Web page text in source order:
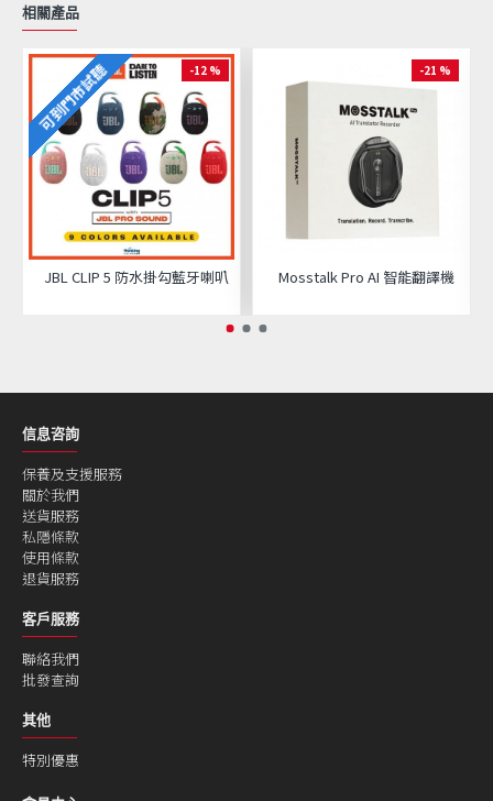
相關產品
可到門市試聽 -12 %
JBL CLIP 5 防水掛勾藍牙喇叭
-21 %
Mosstalk Pro AI 智能翻譯機
信息咨詢
保養及支援服務
關於我們
送貨服務
私隱條款
使用條款
退貨服務
客戶服務
聯絡我們
批發查詢
其他
特別優惠